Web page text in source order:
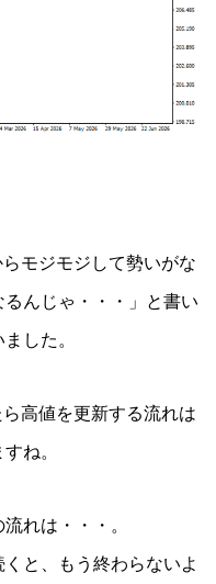
モジモジして勢いがな
んじゃ・・・」と書い
した。
高値を更新する流れは
ね。
れは・・・。
と、もう終わらないよ